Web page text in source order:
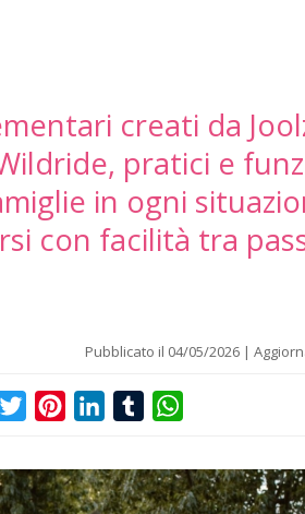
creati da
pratici e
in ogni
con facilità tra
Pubblicato il 04/05/2026
TwitterPinterestLinkedInTumblr